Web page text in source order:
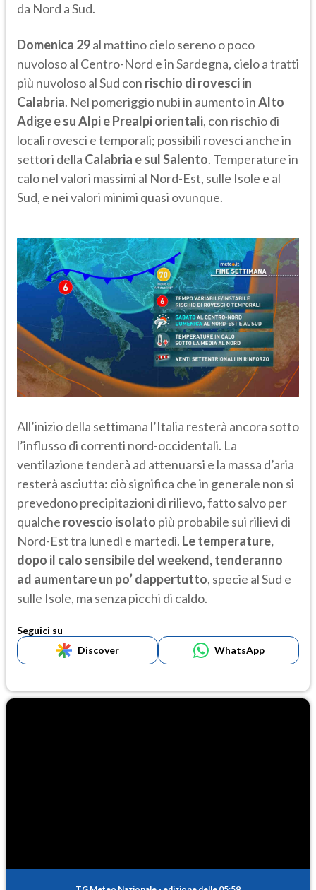
da Nord a Sud.
Domenica 29al mattino cielo sereno o poco
nuvoloso al Centro-Nord e in Sardegna, cielo a tratti
più nuvoloso al Sud con rischio di rovesci in
Calabria. Nel pomeriggio nubi in aumento inAlto
Adige e su Alpi e Prealpi orientali, con rischio di
locali rovesci e temporali; possibili rovesci anche in
settori della Calabria e sul Salento. Temperature in
calo nel valori massimi al Nord-Est, sulle Isole e al
Sud, e nei valori minimi quasi ovunque.
All’inizio della settimana l’Italia resterà ancora sotto
l’influsso di correnti nord-occidentali. La
ventilazione tenderà ad attenuarsi e la massa d’aria
resterà asciutta: ciò significa che in generale non si
prevedono precipitazioni di rilievo, fatto salvo per
qualche rovescio isolato più probabile sui rilievi di
Nord-Est tra lunedì e martedì. Le temperature,
dopo il calo sensibile del weekend, tenderanno
ad aumentare un po’ dappertutto, specie al Sud e
sulle Isole, ma senza picchi di caldo.
Seguici su
Discover
WhatsApp